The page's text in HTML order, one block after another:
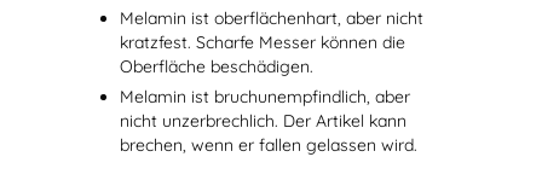
Melamin ist oberflächenhart, aber nicht
kratzfest. Scharfe Messer können die
Oberfläche beschädigen.
Melamin ist bruchunempfindlich, aber
nicht unzerbrechlich. Der Artikel kann
brechen, wenn er fallen gelassen wird.